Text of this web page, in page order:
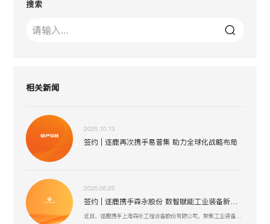
搜索
相关新闻
2025.10.13
签约 | 逐鹿再次携手易普集 助力全球化战略布局
2025.06.25
签约 | 逐鹿携手森永股份 数智赋能工业装备新生态
近日，逐鹿携手上海森永工程设备股份有限公司，聚焦工业装备数智化升级，以创新技术驱动压力容器、核电设备等业务流程优化，助力上海森永在高端装备制造、跨行业服务中突破创新，开启工业装备数智化发展新征程 。